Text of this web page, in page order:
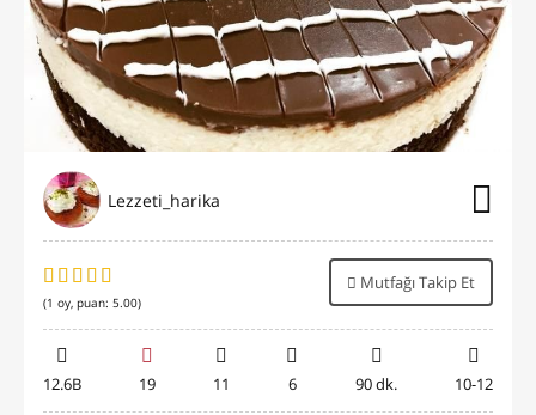
Lezzeti_harika
(1 oy, puan: 5.00)
Mutfağı Takip Et
12.6B 19 11 6 90 dk. 10-12